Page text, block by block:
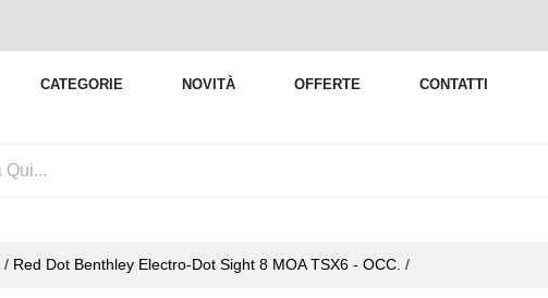
CATEGORIE NOVITÀ OFFERTE CONTATTI
/ Red Dot Benthley Electro-Dot Sight 8 MOA TSX6 - OCC. /